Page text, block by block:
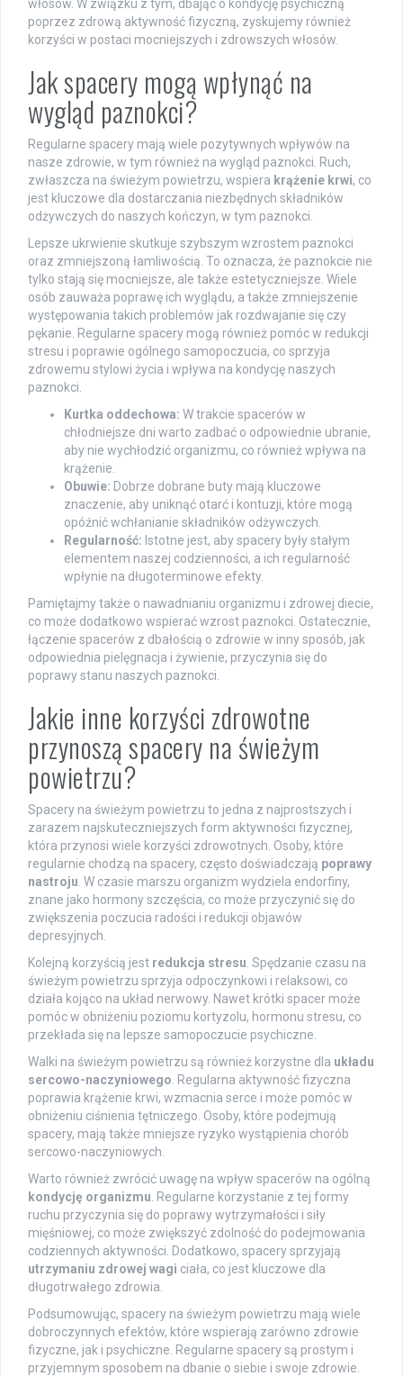
włosów. W związku z tym, dbając o kondycję psychiczną
poprzez zdrową aktywność fizyczną, zyskujemy również
korzyści w postaci mocniejszych i zdrowszych włosów.
Jak spacery mogą wpłynąć na
wygląd paznokci?
Regularne spacery mają wiele pozytywnych wpływów na
nasze zdrowie, w tym również na wygląd paznokci. Ruch,
zwłaszcza na świeżym powietrzu, wspiera krążenie krwi, co
jest kluczowe dla dostarczania niezbędnych składników
odżywczych do naszych kończyn, w tym paznokci.
Lepsze ukrwienie skutkuje szybszym wzrostem paznokci
oraz zmniejszoną łamliwością. To oznacza, że paznokcie nie
tylko stają się mocniejsze, ale także estetyczniejsze. Wiele
osób zauważa poprawę ich wyglądu, a także zmniejszenie
występowania takich problemów jak rozdwajanie się czy
pękanie. Regularne spacery mogą również pomóc w redukcji
stresu i poprawie ogólnego samopoczucia, co sprzyja
zdrowemu stylowi życia i wpływa na kondycję naszych
paznokci.
Kurtka oddechowa: W trakcie spacerów w
chłodniejsze dni warto zadbać o odpowiednie ubranie,
aby nie wychłodzić organizmu, co również wpływa na
krążenie.
Obuwie: Dobrze dobrane buty mają kluczowe
znaczenie, aby uniknąć otarć i kontuzji, które mogą
opóźnić wchłanianie składników odżywczych.
Regularność: Istotne jest, aby spacery były stałym
elementem naszej codzienności, a ich regularność
wpłynie na długoterminowe efekty.
Pamiętajmy także o nawadnianiu organizmu i zdrowej diecie,
co może dodatkowo wspierać wzrost paznokci. Ostatecznie,
łączenie spacerów z dbałością o zdrowie w inny sposób, jak
odpowiednia pielęgnacja i żywienie, przyczynia się do
poprawy stanu naszych paznokci.
Jakie inne korzyści zdrowotne
przynoszą spacery na świeżym
powietrzu?
Spacery na świeżym powietrzu to jedna z najprostszych i
zarazem najskuteczniejszych form aktywności fizycznej,
która przynosi wiele korzyści zdrowotnych. Osoby, które
regularnie chodzą na spacery, często doświadczają poprawy
nastroju . W czasie marszu organizm wydziela endorfiny,
znane jako hormony szczęścia, co może przyczynić się do
zwiększenia poczucia radości i redukcji objawów
depresyjnych.
Kolejną korzyścią jest redukcja stresu . Spędzanie czasu na
świeżym powietrzu sprzyja odpoczynkowi i relaksowi, co
działa kojąco na układ nerwowy. Nawet krótki spacer może
pomóc w obniżeniu poziomu kortyzolu, hormonu stresu, co
przekłada się na lepsze samopoczucie psychiczne.
Walki na świeżym powietrzu są również korzystne dla układu
sercowo-naczyniowego . Regularna aktywność fizyczna
poprawia krążenie krwi, wzmacnia serce i może pomóc w
obniżeniu ciśnienia tętniczego. Osoby, które podejmują
spacery, mają także mniejsze ryzyko wystąpienia chorób
sercowo-naczyniowych.
Warto również zwrócić uwagę na wpływ spacerów na ogólną
kondycję organizmu . Regularne korzystanie z tej formy
ruchu przyczynia się do poprawy wytrzymałości i siły
mięśniowej, co może zwiększyć zdolność do podejmowania
codziennych aktywności. Dodatkowo, spacery sprzyjają
utrzymaniu zdrowej wagi ciała, co jest kluczowe dla
długotrwałego zdrowia.
Podsumowując, spacery na świeżym powietrzu mają wiele
dobroczynnych efektów, które wspierają zarówno zdrowie
fizyczne, jak i psychiczne. Regularne spacery są prostym i
przyjemnym sposobem na dbanie o siebie i swoje zdrowie.